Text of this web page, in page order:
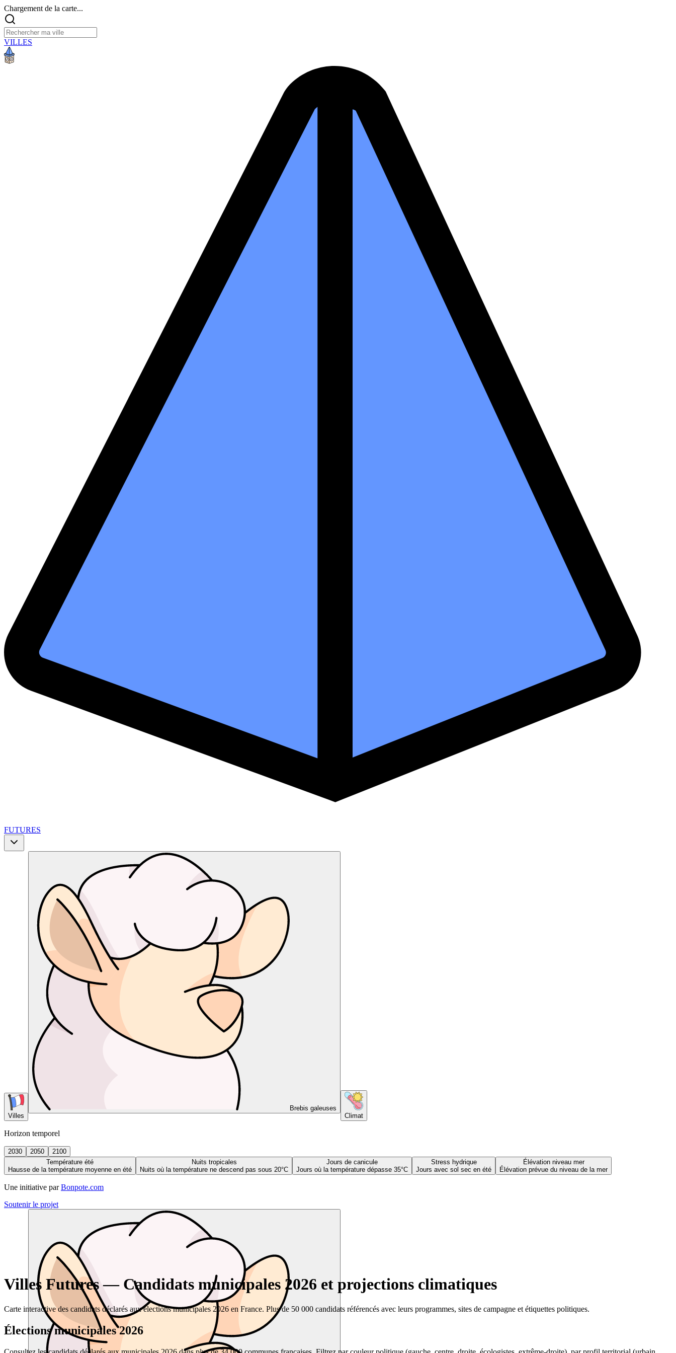
Chargement de la carte...
VILLES
FUTURES
Villes
Brebis galeuses
Climat
Horizon temporel
2030 2050
2100
Température été
Hausse de la température moyenne en été
Nuits tropicales
Nuits où la température ne descend pas sous 20°C
Jours de canicule
Jours où la température dépasse 35°C
Stress hydrique
Jours avec sol sec en été
Élévation niveau mer
Élévation prévue du niveau de la mer
Une initiative par Bonpote.com
Soutenir le projet
Villes Futures — Candidats municipales 2026 et projections climatiques
Carte interactive des candidats déclarés aux élections municipales 2026 en France. Plus de 50 000 candidats référencés avec leurs programmes, sites de campagne et étiquettes politiques.
Élections municipales 2026